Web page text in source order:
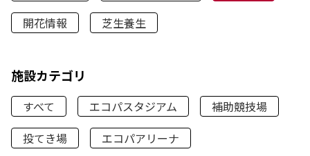
開花情報
芝生養生
施設カテゴリ
すべて エコパスタジアム
補助競技場
投てき場
エコパアリーナ